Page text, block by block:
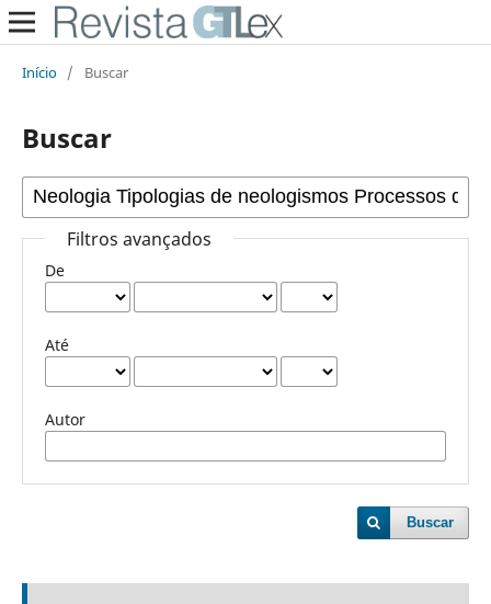
Início / Buscar
Buscar
Filtros avançados
De
Até
Autor
Buscar